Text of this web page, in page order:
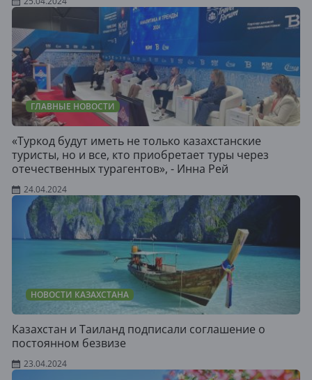
ГЛАВНЫЕ НОВОСТИ
«Туркод будут иметь не только казахстанские
туристы, но и все, кто приобретает туры через
отечественных турагентов», - Инна Рей
24.04.2024
НОВОСТИ КАЗАХСТАНА
Казахстан и Таиланд подписали соглашение о
постоянном безвизе
23.04.2024